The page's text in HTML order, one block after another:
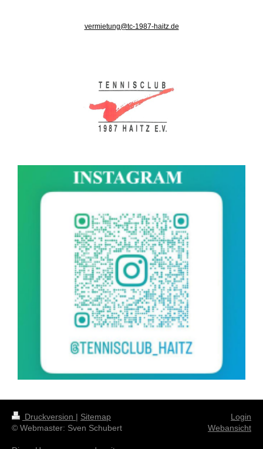
vermietung@tc-1987-haitz.de
Druckversion | Sitemap
© Webmaster: Sven Schubert
Login
Webansicht